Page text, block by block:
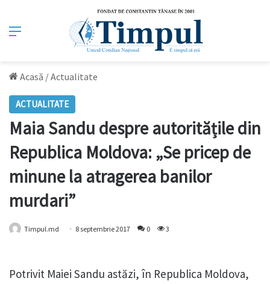
Meniu
Acasă /Actualitate
ACTUALITATE
Maia Sandu despre autoritățile din
Republica Moldova: „Se pricep de
minune la atragerea banilor
murdari”
Timpul.md 8 septembrie 2017 0 3
Potrivit Maiei Sandu astăzi, în Republica Moldova,